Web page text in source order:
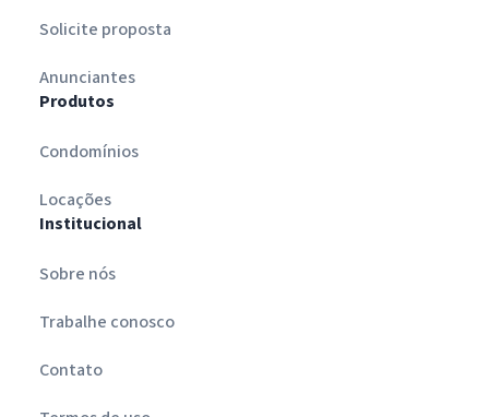
Solicite proposta
Anunciantes
Produtos
Condomínios
Locações
Institucional
Sobre nós
Trabalhe conosco
Contato